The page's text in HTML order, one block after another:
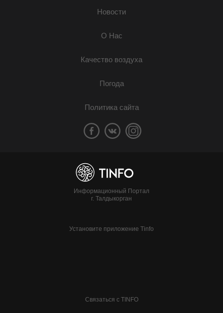
Новости
О Нас
Качество воздуха
Погода
Политика сайта
Информационный Портал
г. Талдыкорган
Установите приложение Tinfo
Связаться с TINFO